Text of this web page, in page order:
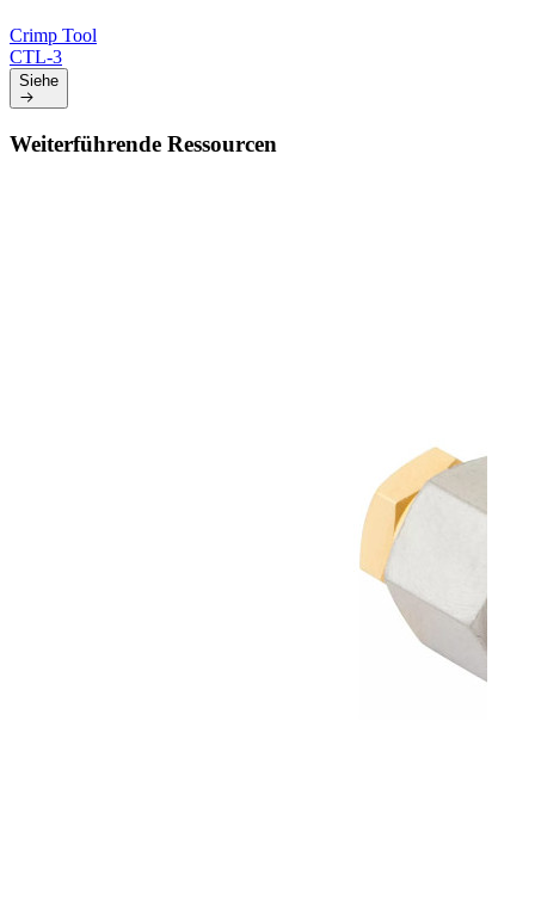
Crimp Tool
CTL-3
Siehe
Weiterführende Ressourcen